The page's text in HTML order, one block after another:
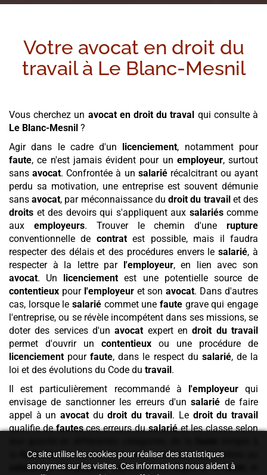
Votre avocat en droit du
travail à Le Blanc-Mesnil
Vous cherchez un avocat en droit du traval qui consulte à
Le Blanc-Mesnil ?
Agir dans le cadre d'un
licenciement, notamment pour
faute, ce n'est jamais évident pour un employeur, surtout
sansavocat. Confrontée à un salariérécalcitrant ou ayant
perdu sa motivation, une entreprise est souvent démunie
sansavocat, par méconnaissance dudroit du travail et des
droits et des devoirs qui s'appliquent aux salariéscomme
aux employeurs. Trouver le chemin d'unerupture
conventionnelle de contratest possible, mais il faudra
respecter des délais et des procédures envers lesalarié, à
respecter à la lettre par
l'employeur, en lien avec son
avocat. Un licenciement est une potentielle source de
contentieux pour l'employeuret sonavocat. Dans d'autres
cas, lorsque le salarié commet une faute grave qui engage
l'entreprise, ou se révèle incompétent dans ses missions, se
doter des services d'unavocat expert endroit du travail
permet d'ouvrir un contentieux ou une procédure de
licenciement pourfaute, dans le respect du salarié, de la
loi et des évolutions du Code du travail .
Il est particulièrement recommandé à
l'employeurqui
envisage de sanctionner les erreurs d'unsalarié de faire
appel à un avocatdudroit du travail . Le droit du travail
qualifie defautesces erreurs dusalariéet les classe selon
fautelourde. La sanction et la procédure applicables au
salariéparl'employeurdépendent du degré de lafaute
Ce site utilise les cookies pour réaliser des statistiques
anonymes sur les visites. Ces informations nous aident à